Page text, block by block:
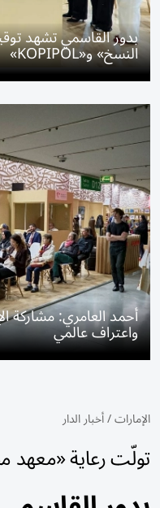
بدور القاسمي تشهد
النسخ» و«KOPIPOL»
أحمد العامري: مشاركة
واعتراف عالمي
الإمارات/أخبار الدار
تولّت رعاية